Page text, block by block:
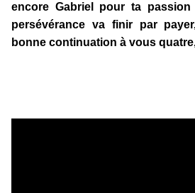
encore Gabriel pour ta
persévérance va finir par
bonne continuation à vous